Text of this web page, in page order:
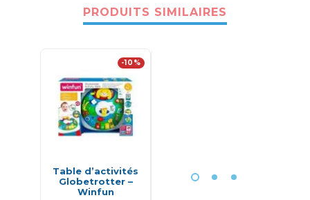
PRODUITS SIMILAIRES
-10%
Table d’activités
Globetrotter –
Winfun
Ensemble table de
pique-nique et